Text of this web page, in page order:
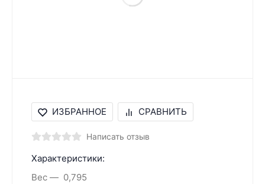
ИЗБРАННОЕ СРАВНИТЬ
Написать отзыв
Характеристики:
Вес
0,795